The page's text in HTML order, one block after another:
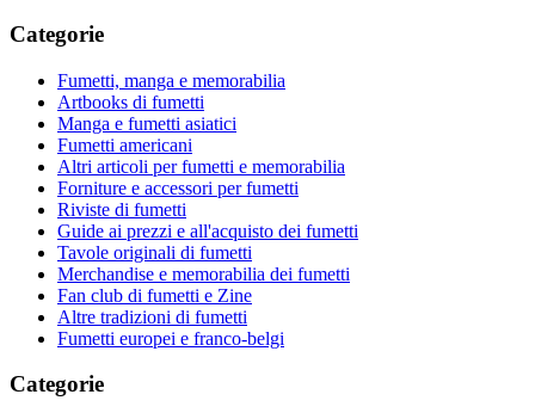
Categorie
Fumetti, manga e memorabilia
Artbooks di fumetti
Manga e fumetti asiatici
Fumetti americani
Altri articoli per fumetti e memorabilia
Forniture e accessori per fumetti
Riviste di fumetti
Guide ai prezzi e all'acquisto dei fumetti
Tavole originali di fumetti
Merchandise e memorabilia dei fumetti
Fan club di fumetti e Zine
Altre tradizioni di fumetti
Fumetti europei e franco-belgi
Categorie